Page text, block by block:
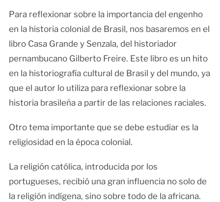
Para reflexionar sobre la importancia del engenho
en la historia colonial de Brasil, nos basaremos en el
libro Casa Grande y Senzala, del historiador
pernambucano Gilberto Freire. Este libro es un hito
en la historiografía cultural de Brasil y del mundo, ya
que el autor lo utiliza para reflexionar sobre la
historia brasileña a partir de las relaciones raciales.
Otro tema importante que se debe estudiar es la
religiosidad en la época colonial.
La religión católica, introducida por los
portugueses, recibió una gran influencia no solo de
la religión indígena, sino sobre todo de la africana.